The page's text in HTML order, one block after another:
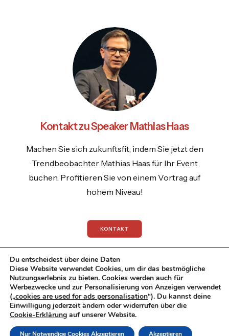
Kontakt zu Speaker Mathias Haas
Machen Sie sich zukunftsfit, indem Sie jetzt den
Trendbeobachter Mathias Haas für Ihr Event
buchen. Profitieren Sie von einem Vortrag auf
hohem Niveau!
KONTAKT
© 2026 Mathias Haas.All rights reserved
Datenschutzrichtlinie|Impressum
Datenschutzerklaerung
Du entscheidest über deine Daten
Diese Website verwendet Cookies, um dir das bestmögliche
Nutzungserlebnis zu bieten. Cookies werden auch für
Werbezwecke und zur Personalisierung von Anzeigen verwendet
(„cookies are used for ads personalisation“). Du kannst deine
Einwilligung jederzeit ändern oder widerrufen über die
Cookie-Erklärung auf unserer Website.
Akzeptieren
Nur Notwendige Cookies Akzeptieren